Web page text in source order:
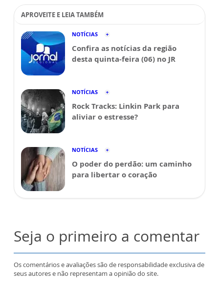
APROVEITE E LEIA TAMBÉM
NOTÍCIAS
Confira as notícias da região
desta quinta-feira (06) no JR
NOTÍCIAS
Rock Tracks: Linkin Park para
aliviar o estresse?
NOTÍCIAS
O poder do perdão: um caminho
para libertar o coração
Seja o primeiro a comentar
Os comentários e avaliações são de responsabilidade exclusiva de
seus autores e não representam a opinião do site.